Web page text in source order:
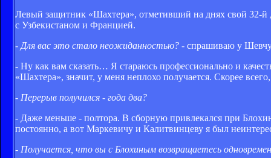
Левый защитник «Шахтера», отметивший на днях свой 32-
с Узбекистаном и Францией.
- Для вас это стало неожиданностью? - спрашиваю у
- Ну как вам сказать… Я стараюсь профессионально и
«Шахтера», значит, у меня неплохо получается. Скорее
- Перерыв получился - года два?
- Даже меньше - полтора. В сборную привлекался при
постоянно, а вот Маркевичу и Калитвинцеву я был
- Получается, что вы с Блохиным возвращаетесь